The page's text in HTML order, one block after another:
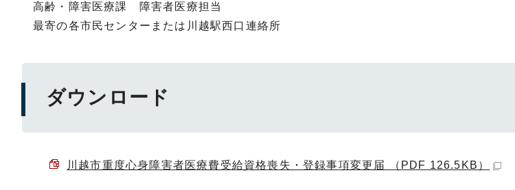
高齢・障害医療課 障害者医療担当
最寄の各市民センターまたは川越駅西口連絡所
ダウンロード
川越市重度心身障害者医療費受給資格喪失・登録事項変更届 （PDF 126.5KB）